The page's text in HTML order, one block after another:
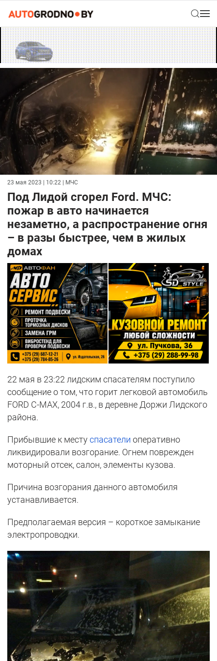
23 мая 2023 | 10:22 | МЧС
Под Лидой сгорел Ford. МЧС:
пожар в авто начинается
незаметно, а распространение огня
– в разы быстрее, чем в жилых
домах
22 мая в 23:22 лидским спасателям поступило
сообщение о том, что горит легковой автомобиль
FORD С-MAX, 2004 г.в., в деревне Доржи Лидского
района.
Прибывшие к местуспасатели оперативно
ликвидировали возгорание. Огнем поврежден
моторный отсек, салон, элементы кузова.
Причина возгорания данного автомобиля
устанавливается.
Предполагаемая версия – короткое замыкание
электропроводки.